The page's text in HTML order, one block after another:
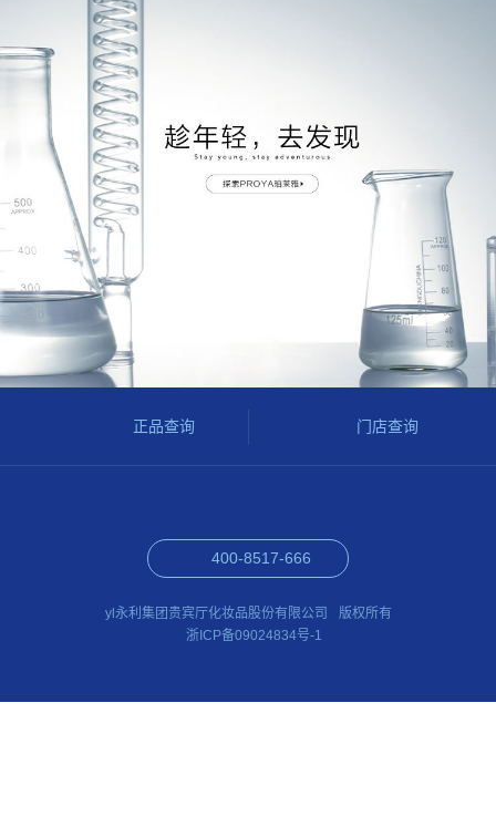
正品查询 门店查询
400-8517-666
yl永利集团贵宾厅化妆品股份有限公司
版权所有
浙ICP备09024834号-1